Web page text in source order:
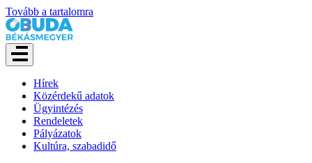
Tovább a tartalomra
Hírek
Közérdekű adatok
Ügyintézés
Rendeletek
Pályázatok
Kultúra, szabadidő